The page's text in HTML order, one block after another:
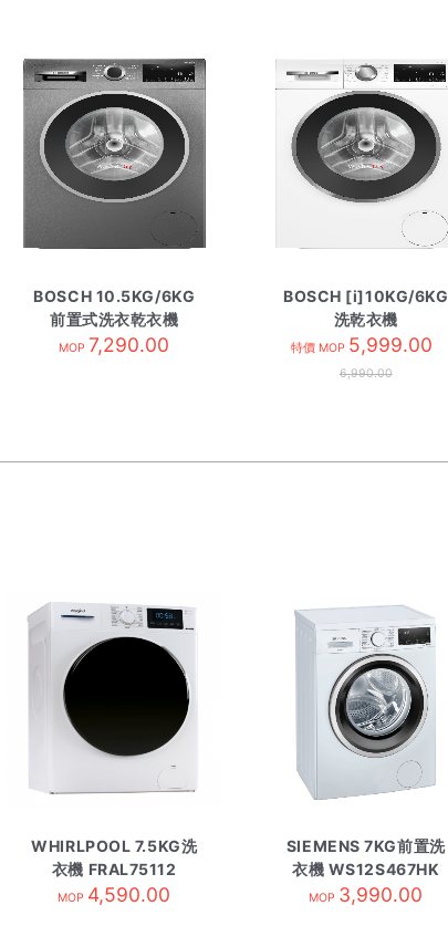
BOSCH 10.5KG/6KG
前置式洗衣乾衣機
WNG254R1GB 黑色
MOP 7,290.00
BOSCH [i]10KG/6KG
洗乾衣機
WNG254YDHK
特價 MOP 5,999.00
6,990.00
WHIRLPOOL 7.5KG洗
衣機 FRAL75112
MOP 4,590.00
SIEMENS 7KG前置洗
衣機 WS12S467HK
MOP 3,990.00